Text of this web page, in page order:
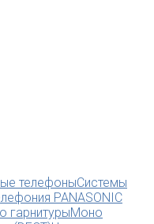
телефоныСистемы
PANASONIC
гарнитурыМоно